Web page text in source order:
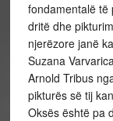
fondamentalë
dritë dhe
njerëzore janë
Suzana
Arnold Tribus
pikturës së tij
Oksës është pa